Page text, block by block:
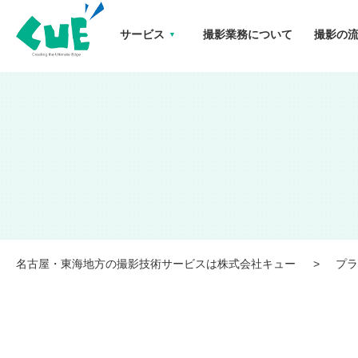
名古屋・東海地方の撮影技術サービスは株式会社キューのプライバシーポリシー
サービス 撮影業務について 撮影の
名古屋・東海地方の撮影技術サービスは株式会社キュー プ